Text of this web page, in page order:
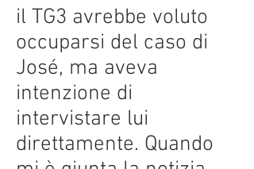
il TG3 avrebbe voluto
occuparsi del caso di
José, ma aveva
intenzione di
intervistare lui
direttamente. Quando